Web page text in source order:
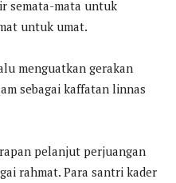
semata-mata untuk
untuk umat.
menguatkan gerakan
sebagai kaffatan linnas
pelanjut perjuangan
rahmat. Para santri kader